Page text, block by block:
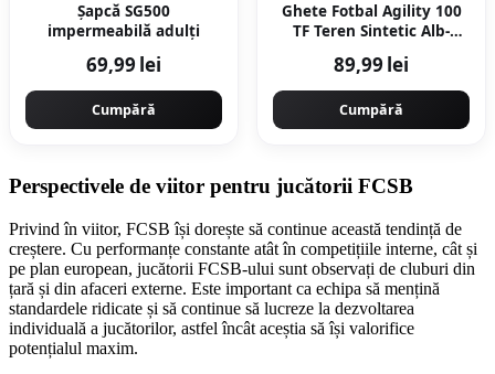
Șapcă SG500
impermeabilă adulți
69,99 lei
Cumpără
Ghete Fotbal Agility 100
TF Teren Sintetic Alb-
89,99 lei
Cumpără
Perspectivele de viitor pentru jucătorii FCSB
Privind în viitor, FCSB își dorește să continue această tendință de
creștere. Cu performanțe constante atât în competițiile interne, cât și
pe plan european, jucătorii FCSB-ului sunt observați de cluburi din
țară și din afaceri externe. Este important ca echipa să mențină
standardele ridicate și să continue să lucreze la dezvoltarea
individuală a jucătorilor, astfel încât aceștia să își valorifice
potențialul maxim.